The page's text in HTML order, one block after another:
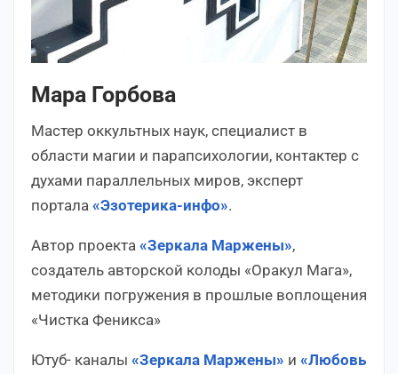
Мара Горбова
Мастер оккультных наук, специалист в
области магии и парапсихологии, контактер с
духами параллельных миров, эксперт
портала «Эзотерика-инфо».
Автор проекта «Зеркала Маржены»,
создатель авторской колоды «Оракул Мага»,
методики погружения в прошлые воплощения
«Чистка Феникса»
Ютуб- каналы «Зеркала Маржены» и «Любовь